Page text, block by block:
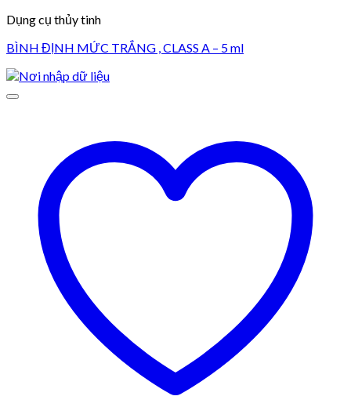
Dụng cụ thủy tinh
BÌNH ĐỊNH MỨC TRẮNG , CLASS A – 5 ml